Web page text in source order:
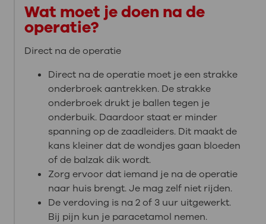
Wat moet je doen na de
operatie?
Direct na de operatie
Direct na de operatie moet je een strakke
onderbroek aantrekken. De strakke
onderbroek drukt je ballen tegen je
onderbuik. Daardoor staat er minder
spanning op de zaadleiders. Dit maakt de
kans kleiner dat de wondjes gaan bloeden
of de balzak dik wordt.
Zorg ervoor dat iemand je na de operatie
naar huis brengt. Je mag zelf niet rijden.
De verdoving is na 2 of 3 uur uitgewerkt.
Bij pijn kun je paracetamol nemen.